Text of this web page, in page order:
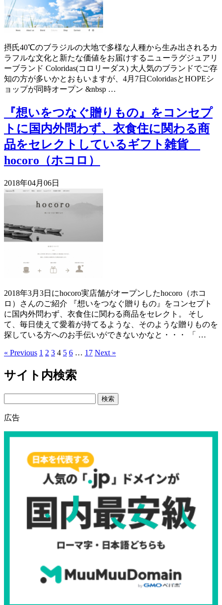
摂氏40℃のブラジルの大地で多様な人種から生み出されるカ
ラフルな文化と新たな価値をお届けするニューラグジュアリ
ーブランド Coloridas(コロリーダス) 大人気のブランドでご存
知の方が多いかとおもいますが、4月7日ColoridasとHOPEシ
ョップが同時オープン &nbsp …
『想いをつなぐ贈りもの』をコンセプ
トに国内外問わず、衣食住に関わる商
品をセレクトしているギフト雑貨
hocoro（ホコロ）
2018年04月06日
2018年3月3日にhocoro実店舗がオープンしたhocoro（ホコ
ロ）さんのご紹介 『想いをつなぐ贈りもの』をコンセプト
に国内外問わず、衣食住に関わる商品をセレクト。 そし
て、毎日使えて愛着が持てるような、そのような贈りものを
探している方へのお手伝いができないかなと・・・ 「 …
« Previous 1 2 3 4 5 6 … 17 Next »
サイト内検索
Search
広告